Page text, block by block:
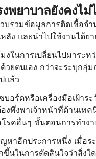
งพยาบาลยังคงไ
บรวมข้อมูลการติดเชื้อ
ลัง และนำไปใช้งานได้ยา
งในการเปลี่ยนไปมาระ
ยตนเอง กว่าจะระบุกลุ่
แล้ว
อร์ดหรือเครื่องมือเฝ้าร
งพึ่งพาเจ้าหน้าที่ด้านเท
รคอื่นๆ ขั้นตอนการทำง
หาอีกประการหนึ่ง เมื่อ
ขึ้นในการตัดสินใจว่าสิ่ง